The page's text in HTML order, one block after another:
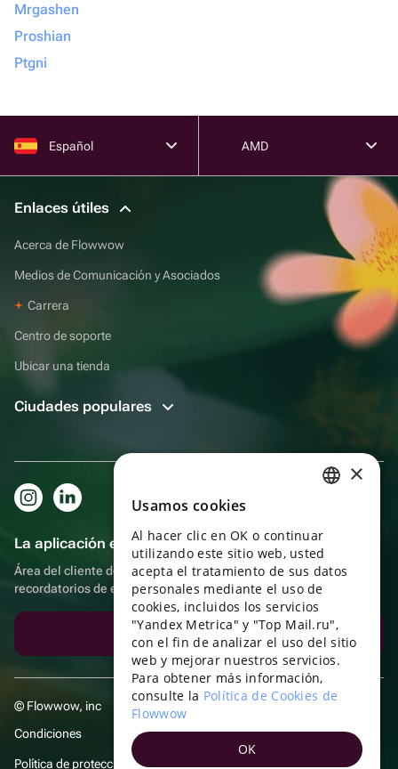
Mrgashen
Proshian
Ptgni
Español AMD
Enlaces útiles
Acerca de Flowwow
Medios de Comunicación y Asociados
Carrera
Centro de soporte
Ubicar una tienda
Ciudades populares
La aplicación es aún más práctica.
Área del cliente del destinatario, más bonos por compras y
recordatorios de eventos
Descargar la aplicación
© Flowwow, inc
Condiciones
Política de protección y privacidad de datos
ENGLISH
UKRAINIAN
PORTUGUESE
SPANISH
HUNGARIAN
ITALIAN
×
Usamos cookies
Al hacer clic en OK o continuar
utilizando este sitio web, usted
acepta el tratamiento de sus datos
personales mediante el uso de
cookies, incluidos los servicios
"Yandex Metrica" y "Top Mail.ru",
con el fin de analizar el uso del sitio
web y mejorar nuestros servicios.
Para obtener más información,
consulte la Política de Cookies de
Flowwow
OK